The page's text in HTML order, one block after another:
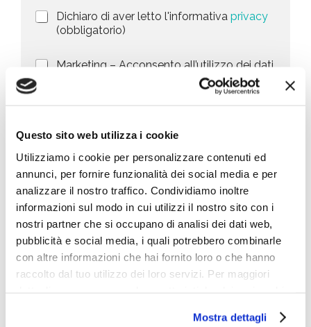
Questo sito web utilizza i cookie
Utilizziamo i cookie per personalizzare contenuti ed
annunci, per fornire funzionalità dei social media e per
analizzare il nostro traffico. Condividiamo inoltre
informazioni sul modo in cui utilizzi il nostro sito con i
nostri partner che si occupano di analisi dei dati web,
pubblicità e social media, i quali potrebbero combinarle
con altre informazioni che hai fornito loro o che hanno
raccolto dal tuo utilizzo dei loro servizi. Per maggiori
Mostra dettagli
s
d
e
l
l
i
h
i
e
t
a
*
P
a
c
y
l
c
y
*
Dichiaro di aver letto l'informativa privacy
(obbligatorio)
M
a
r
t
n
g
Marketing – Acconsento all’utilizzo dei dati
forniti per finalità di marketing, quali la
promozione di prodotti, servizi e/o delle
Invia richiesta
Cosa stai cercando